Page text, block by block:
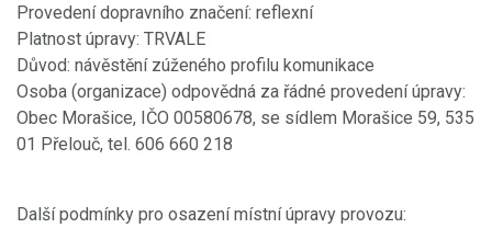
Provedení dopravního značení: reflexní
Platnost úpravy: TRVALE
Důvod: návěstění zúženého profilu komunikace
Osoba (organizace) odpovědná za řádné provedení úpravy:
Obec Morašice, IČO 00580678, se sídlem Morašice 59, 535
01 Přelouč, tel. 606 660 218
Další podmínky pro osazení místní úpravy provozu: